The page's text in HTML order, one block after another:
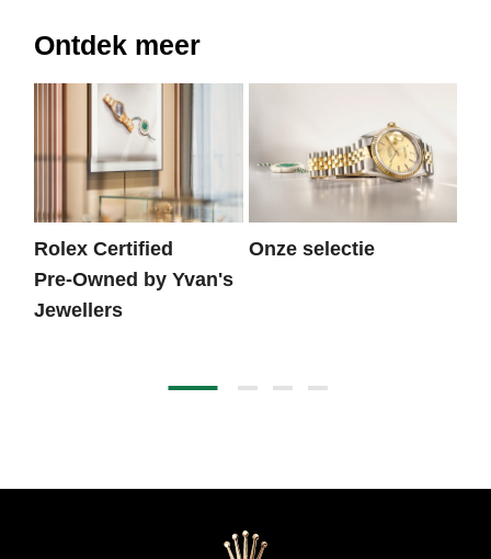
Ontdek meer
Rolex Certified
Pre‑Owned by Yvan's
Jewellers
Onze selectie